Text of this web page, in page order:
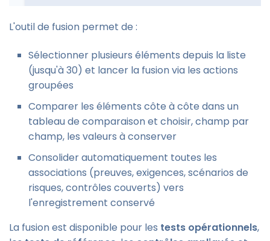
L'outil de fusion permet de :
Sélectionner plusieurs éléments depuis la liste
(jusqu'à 30) et lancer la fusion via les actions
groupées
Comparer les éléments côte à côte dans un
tableau de comparaison et choisir, champ par
champ, les valeurs à conserver
Consolider automatiquement toutes les
associations (preuves, exigences, scénarios de
risques, contrôles couverts) vers
l'enregistrement conservé
La fusion est disponible pour les tests opérationnels,